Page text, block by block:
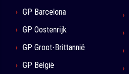
GP Barcelona
GP Oostenrijk
GP Groot-Brittannië
GP België